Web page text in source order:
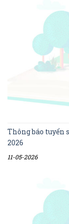
Thông báo tuyển
2026
11-05-2026